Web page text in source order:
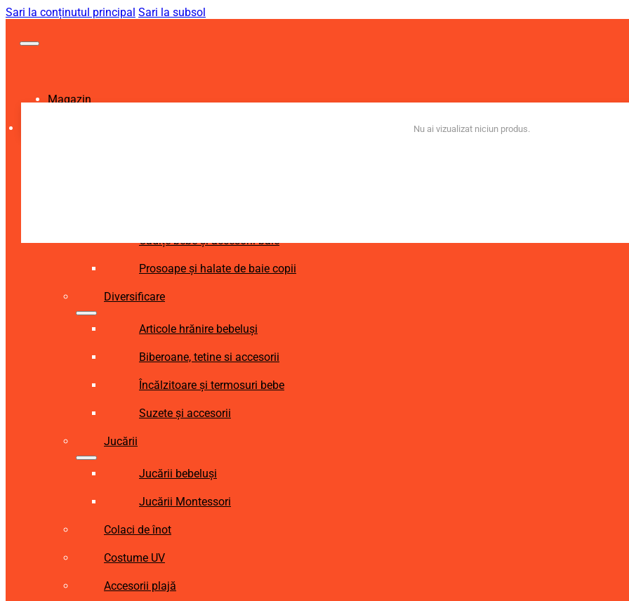
Sari la conținutul principal Sari la subsol
Magazin
Cădițe bebe și accesorii baie
Prosoape și halate de baie copii
Diversificare
Articole hrănire bebeluși
Biberoane, tetine si accesorii
Încălzitoare și termosuri bebe
Suzete și accesorii
Jucării
Jucării bebeluși
Jucării Montessori
Colaci de înot
Costume UV
Accesorii plajă
Nu ai vizualizat niciun produs.